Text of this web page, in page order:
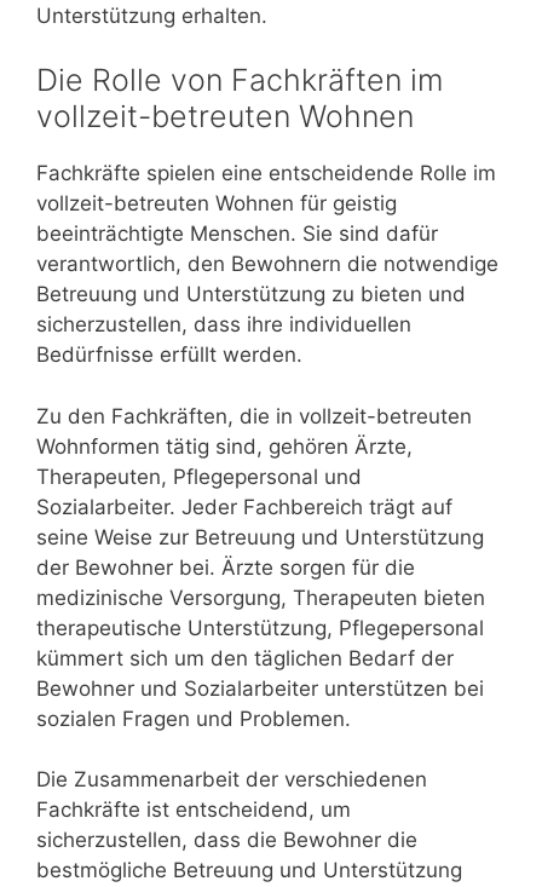
Unterstützung erhalten.
Die Rolle von Fachkräften im
vollzeit-betreuten Wohnen
Fachkräfte spielen eine entscheidende Rolle im
vollzeit-betreuten Wohnen für geistig
beeinträchtigte Menschen. Sie sind dafür
verantwortlich, den Bewohnern die notwendige
Betreuung und Unterstützung zu bieten und
sicherzustellen, dass ihre individuellen
Bedürfnisse erfüllt werden.
Zu den Fachkräften, die in vollzeit-betreuten
Wohnformen tätig sind, gehören Ärzte,
Therapeuten, Pflegepersonal und
Sozialarbeiter. Jeder Fachbereich trägt auf
seine Weise zur Betreuung und Unterstützung
der Bewohner bei. Ärzte sorgen für die
medizinische Versorgung, Therapeuten bieten
therapeutische Unterstützung, Pflegepersonal
kümmert sich um den täglichen Bedarf der
Bewohner und Sozialarbeiter unterstützen bei
sozialen Fragen und Problemen.
Die Zusammenarbeit der verschiedenen
Fachkräfte ist entscheidend, um
sicherzustellen, dass die Bewohner die
bestmögliche Betreuung und Unterstützung